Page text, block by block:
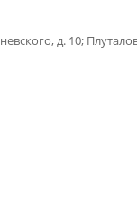
д. 10;